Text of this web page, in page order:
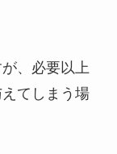
、必要以上
てしまう場